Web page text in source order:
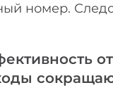
номер.